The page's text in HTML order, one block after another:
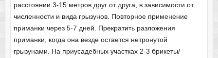
расстоянии 3-15 метров друг от друга, в зависимости от
численности и вида грызунов. Повторное применение
приманки через 5-7 дней. Прекратить разложения
приманки, когда она везде остается нетронутой
грызунами. На приусадебных участках 2-3 брикеты/